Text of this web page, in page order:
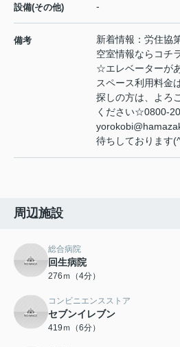
設備(その他) -
備考
新着情報：労住協
空室情報ならコチ
☆エレベーターが
スペース利用料金
探しの方は、よろ
ください☆0800-
待ちしております
周辺施設
総合病院
回生病院
276ｍ（4分）
コンビニエンスストア
セブンイレブン
419ｍ（6分）